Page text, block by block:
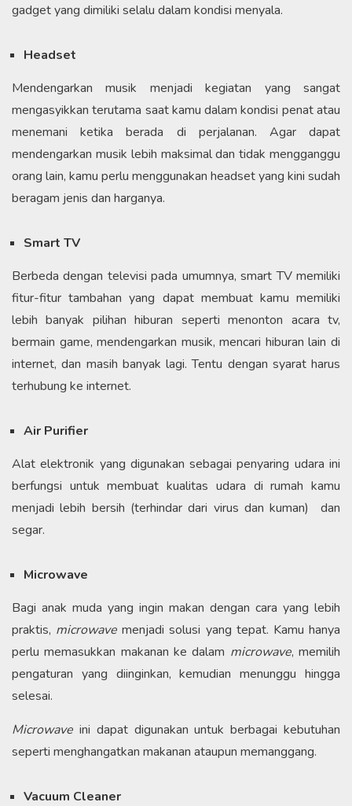
gadget yang dimiliki selalu dalam kondisi menyala.
Headset
Mendengarkan musik menjadi kegiatan yang sangat
mengasyikkan terutama saat kamu dalam kondisi penat atau
menemani ketika berada di perjalanan. Agar dapat
mendengarkan musik lebih maksimal dan tidak mengganggu
orang lain, kamu perlu menggunakan headset yang kini sudah
beragam jenis dan harganya.
Smart TV
Berbeda dengan televisi pada umumnya, smart TV memiliki
fitur-fitur tambahan yang dapat membuat kamu memiliki
lebih banyak pilihan hiburan seperti menonton acara tv,
bermain game, mendengarkan musik, mencari hiburan lain di
internet, dan masih banyak lagi. Tentu dengan syarat harus
terhubung ke internet.
Air Purifier
Alat elektronik yang digunakan sebagai penyaring udara ini
berfungsi untuk membuat kualitas udara di rumah kamu
menjadi lebih bersih (terhindar dari virus dan kuman) dan
segar.
Microwave
Bagi anak muda yang ingin makan dengan cara yang lebih
praktis, microwavemenjadi solusi yang tepat. Kamu hanya
perlu memasukkan makanan ke dalam microwave, memilih
pengaturan yang diinginkan, kemudian menunggu hingga
selesai.
Microwave ini dapat digunakan untuk berbagai kebutuhan
seperti menghangatkan makanan ataupun memanggang.
Vacuum Cleaner